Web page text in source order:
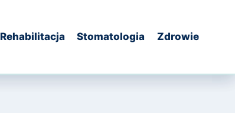
Rehabilitacja Stomatologia Zdrowie